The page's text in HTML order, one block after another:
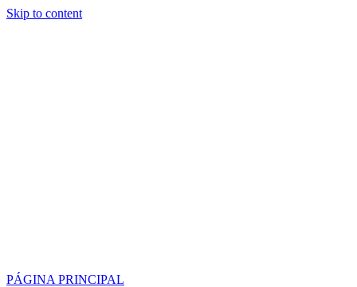
Skip to content
PÁGINA PRINCIPAL